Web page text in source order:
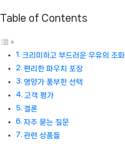
Table of Contents
크리미하고 부드러운 우유의 조화
편리한 파우치 포장
영양가 풍부한 선택
고객 평가
결론
자주 묻는 질문
관련 상품들